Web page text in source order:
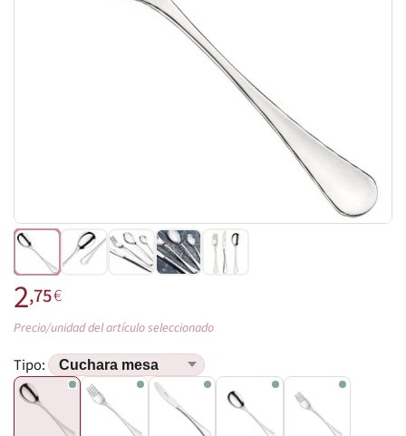
2,75€
Precio/unidad del artículo seleccionado
Tipo: